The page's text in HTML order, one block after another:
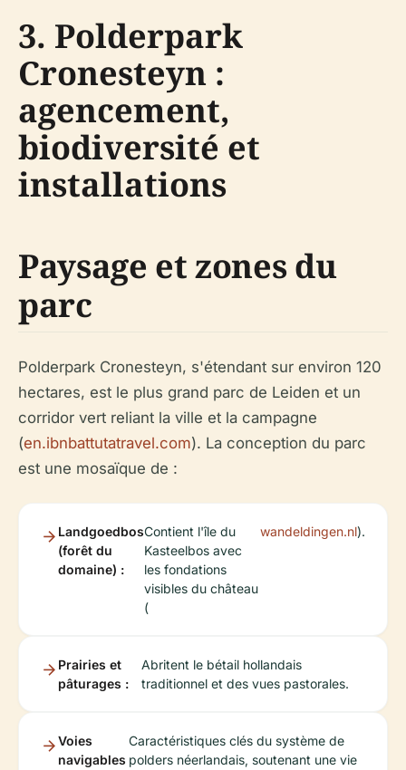
3. Polderpark
Cronesteyn :
agencement,
biodiversité et
installations
Paysage et zones du
parc
Polderpark Cronesteyn, s'étendant sur environ 120
hectares, est le plus grand parc de Leiden et un
corridor vert reliant la ville et la campagne
(en.ibnbattutatravel.com). La conception du parc
est une mosaïque de :
Landgoedbos
(forêt du
domaine) :
Contient l'île du
Kasteelbos avec
les fondations
visibles du château
(
wandeldingen.nl).
Prairies et
pâturages :
Abritent le bétail hollandais
traditionnel et des vues pastorales.
Voies
navigables
Caractéristiques clés du système de
polders néerlandais, soutenant une vie